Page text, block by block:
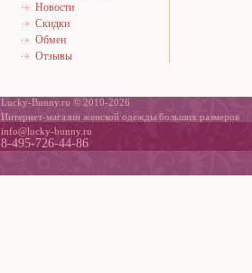
Новости
Скидки
Обмен
Отзывы
Lucky-Bunny.ru © 2010-2026
Интернет-магазин женской одежды больших размеров
info@lucky-bunny.ru
8-495-726-44-86